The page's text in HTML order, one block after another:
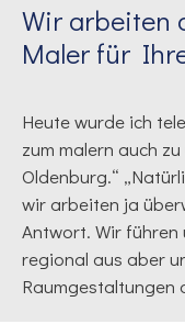
Wir arbeiten
Maler für
Heute wurde ich
zum malern auch
Oldenburg.“
wir arbeiten ja
Antwort. Wir
regional aus aber
Raumgestaltungen